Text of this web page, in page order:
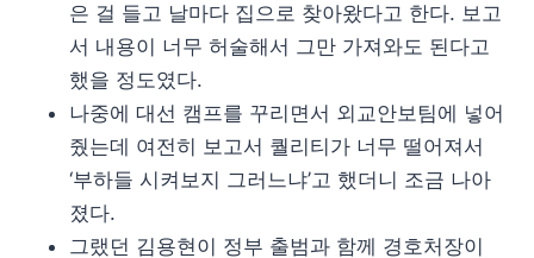
은 걸 들고 날마다 집으로 찾아왔다고 한다. 보고
서 내용이 너무 허술해서 그만 가져와도 된다고
했을 정도였다.
나중에 대선 캠프를 꾸리면서 외교안보팀에 넣어
줬는데 여전히 보고서 퀄리티가 너무 떨어져서
‘부하들 시켜보지 그러느냐’고 했더니 조금 나아
졌다.
그랬던 김용현이 정부 출범과 함께 경호처장이